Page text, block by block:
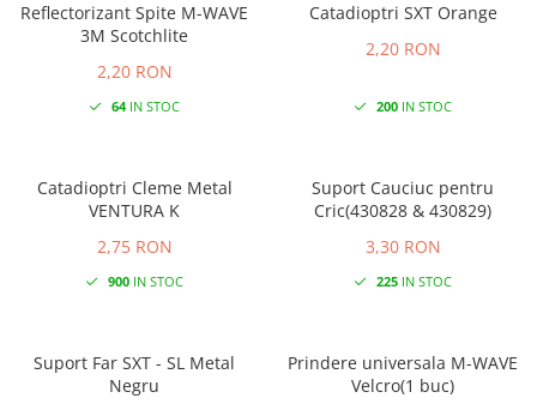
Reflectorizant Spite M-WAVE
3M Scotchlite
2,20 RON
64IN STOC
Catadioptri SXT Orange
2,20 RON
200IN STOC
Catadioptri Cleme Metal
VENTURA K
2,75 RON
900IN STOC
Suport Cauciuc pentru
Cric(430828 & 430829)
3,30 RON
225IN STOC
Suport Far SXT - SL Metal
Negru
Prindere universala M-WAVE
Velcro(1 buc)